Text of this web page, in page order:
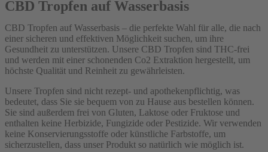
CBD Tropfen auf Wasserbasis
CBD Tropfen auf Wasserbasis – die perfekte Wahl für alle, die nach
einer sicheren und effektiven Möglichkeit suchen, um ihre
Gesundheit zu unterstützen. Unsere CBD Tropfen sind THC-frei
und werden mit einer schonenden Co2 Extraktion hergestellt, um
höchste Qualität und Reinheit zu gewährleisten.
Unsere Tropfen sind nicht rezept- und apothekenpflichtig, was
bedeutet, dass Sie sie bequem von zu Hause aus bestellen können.
Sie sind außerdem frei von Gluten, Laktose oder Fruktose und
enthalten keine Herbizide, Fungizide oder Pestizide. Wir verwenden
keine Konservierungsstoffe oder künstliche Farbstoffe, um
sicherzustellen, dass unser Produkt so natürlich wie möglich ist.